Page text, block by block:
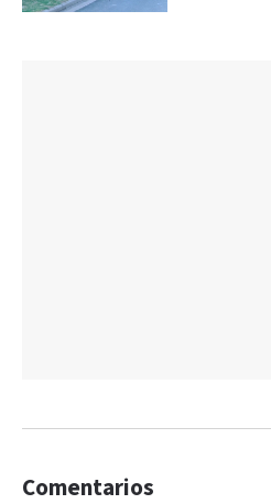
Comentarios